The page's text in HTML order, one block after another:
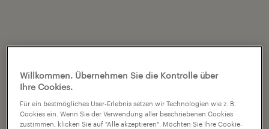
Willkommen. Übernehmen Sie die Kontrolle über
Ihre Cookies.
Für ein bestmögliches User-Erlebnis setzen wir Technologien wie z. B.
Cookies ein. Wenn Sie der Verwendung aller beschriebenen Cookies
zustimmen, klicken Sie auf "Alle akzeptieren". Möchten Sie Ihre Cookie-